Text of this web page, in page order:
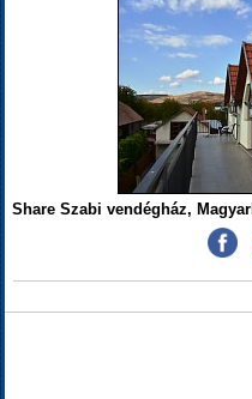
Share Szabi vendégház,